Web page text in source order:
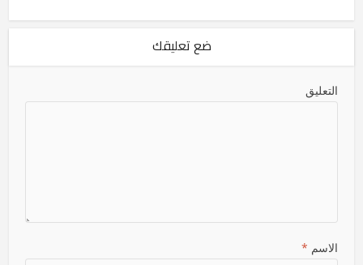
ضع تعليقك
التعليق
الاسم *